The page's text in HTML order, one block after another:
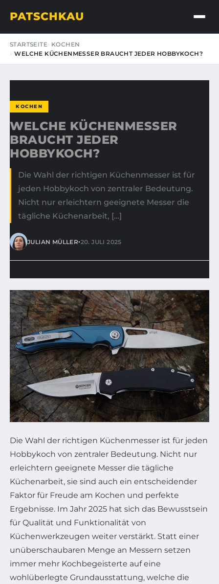
PATSCHKAU
STARTSEITE KOCHEN
WELCHE KÜCHENMESSER BRAUCHT JEDER HOBBYKOCH?
KOCHEN
WELCHE KÜCHENMESSER
BRAUCHT JEDER
HOBBYKOCH?
Die Wahl der richtigen Küchenmesser ist für
jeden Hobbykoch von zentraler Bedeutung.
Nicht nur erleichtern geeignete Messer die
tägliche Küchenarbeit, […]
JULIAN MÜLLER•20. JULI 2025
Die Wahl der richtigen Küchenmesser ist für jeden
Hobbykoch von zentraler Bedeutung. Nicht nur
erleichtern geeignete Messer die tägliche
Küchenarbeit, sie sind auch ein entscheidender
Faktor für Freude am Kochen und perfekte
Ergebnisse. Im Jahr 2025 hat sich das Bewusstsein
für Qualität und Funktionalität von
Küchenwerkzeugen weiter verstärkt. Statt einer
unüberschaubaren Menge an Messern setzen
immer mehr Kochbegeisterte auf eine
wohlüberlegte Grundausstattung, welche die